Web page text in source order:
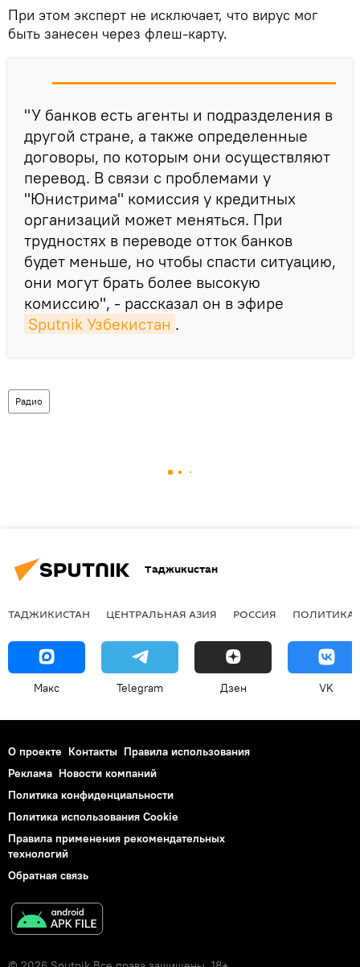
При этом эксперт не исключает, что вирус мог
быть занесен через флеш-карту.
"У банков есть агенты и подразделения в
другой стране, а также определенные
договоры, по которым они осуществляют
перевод. В связи с проблемами у
"Юнистрима" комиссия у кредитных
организаций может меняться. При
трудностях в переводе отток банков
будет меньше, но чтобы спасти ситуацию,
они могут брать более высокую
комиссию", - рассказал он в эфире
Sputnik Узбекистан .
Радио
Таджикистан
ТАДЖИКИСТАН ЦЕНТРАЛЬНАЯ АЗИЯ РОССИЯ ПОЛИТИКА
Макс Telegram Дзен VK
О проекте Контакты Правила использования
Реклама Новости компаний
Политика конфиденциальности
Политика использования Cookie
Правила применения рекомендательных
технологий
Обратная связь